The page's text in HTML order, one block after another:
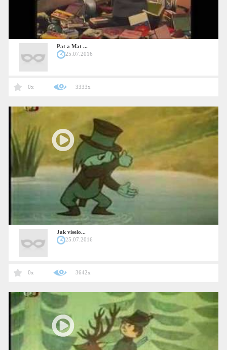
Pat a Mat ...
25.07.2016
0x 3333x
Jak viselo...
25.07.2016
0x 3642x